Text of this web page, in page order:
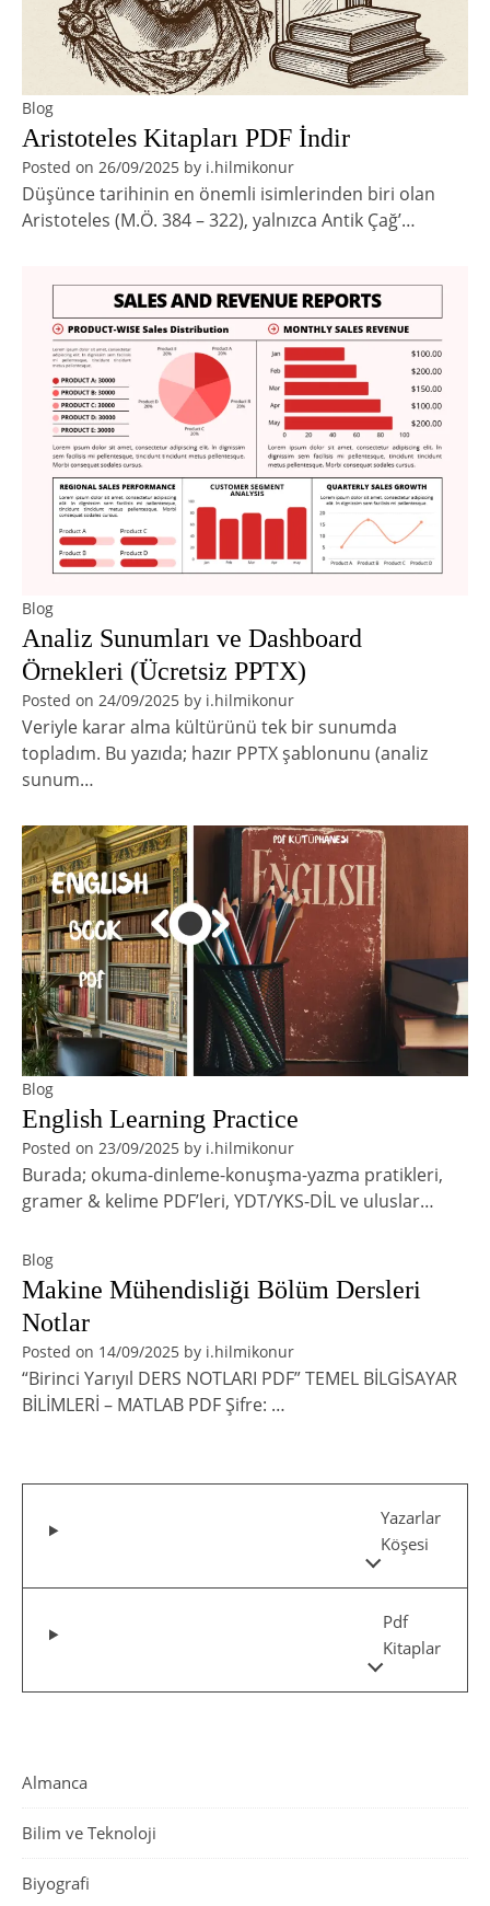
Blog
Aristoteles Kitapları PDF İndir
Posted on 26/09/2025 by i.hilmikonur
Düşünce tarihinin en önemli isimlerinden biri olan
Aristoteles (M.Ö. 384 – 322), yalnızca Antik Çağ’…
Blog
Analiz Sunumları ve Dashboard
Örnekleri (Ücretsiz PPTX)
Posted on 24/09/2025 by i.hilmikonur
Veriyle karar alma kültürünü tek bir sunumda
topladım. Bu yazıda; hazır PPTX şablonunu (analiz
sunum…
Blog
English Learning Practice
Posted on 23/09/2025 by i.hilmikonur
Burada; okuma-dinleme-konuşma-yazma pratikleri,
gramer & kelime PDF’leri, YDT/YKS-DİL ve uluslar…
Blog
Makine Mühendisliği Bölüm Dersleri
Notlar
Posted on 14/09/2025 by i.hilmikonur
“Birinci Yarıyıl DERS NOTLARI PDF” TEMEL BİLGİSAYAR
BİLİMLERİ – MATLAB PDF Şifre: …
Yazarlar
Köşesi
Pdf
Kitaplar
Almanca
Bilim ve Teknoloji
Biyografi